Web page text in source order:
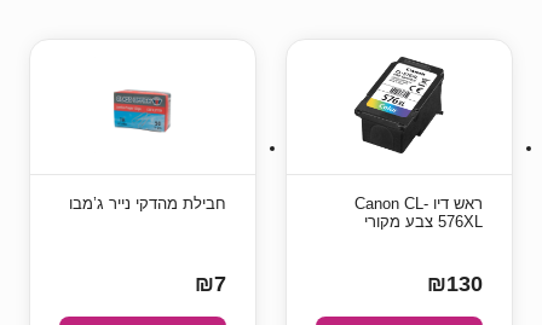
ראש דיו Canon CL-
576XL צבע מקורי
₪130
חבילת מהדקי נייר ג’מבו
₪7